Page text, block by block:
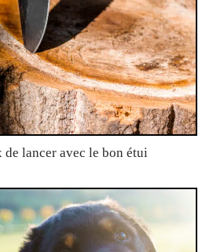
de lancer avec le bon étui